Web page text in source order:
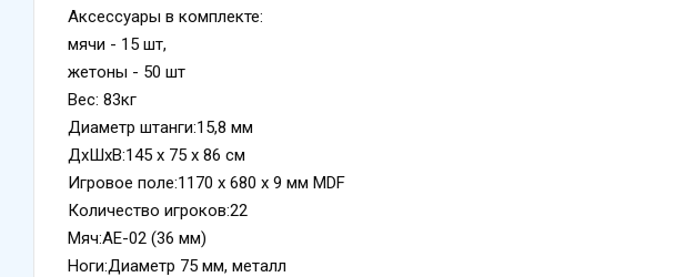
Аксессуары в комплекте:
мячи - 15 шт,
жетоны - 50 шт
Вес: 83кг
Диаметр штанги:15,8 мм
ДхШхВ:145 x 75 x 86 см
Игровое поле:1170 х 680 х 9 мм MDF
Количество игроков:22
Мяч:AE-02 (36 мм)
Ноги:Диаметр 75 мм, металл